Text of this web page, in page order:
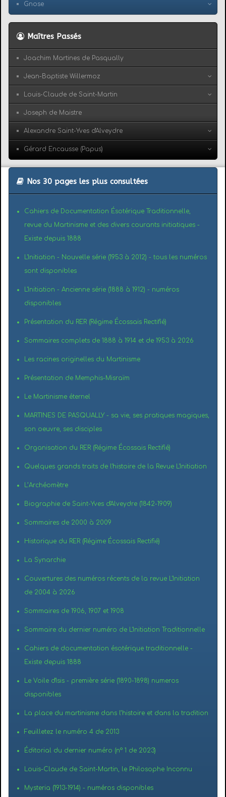
Gnose
Maîtres Passés
Joachim Martines de Pasqually
Jean-Baptiste Willermoz
Louis-Claude de Saint-Martin
Joseph de Maistre
Alexandre Saint-Yves d'Alveydre
Gérard Encausse (Papus)
Nos 30 pages les plus consultées
Cahiers de Documentation Ésotérique Traditionnelle,
revue du Martinisme et des divers courants initiatiques -
Existe depuis 1888
L'Initiation - Nouvelle série (1953 à 2012) - tous les numéros
sont disponibles
L'Initiation - Ancienne série (1888 à 1912) - numéros
disponibles
Présentation du RER (Régime Écossais Rectifié)
Sommaires complets de 1888 à 1914 et de 1953 à 2026
Les racines originelles du Martinisme
Présentation de Memphis-Misraïm
Le Martinisme éternel
MARTINES DE PASQUALLY - sa vie, ses pratiques magiques,
son oeuvre, ses disciples
Organisation du RER (Régime Écossais Rectifié)
Quelques grands traits de l'histoire de la Revue L'Initiation
L’Archéomètre
Biographie de Saint-Yves d'Alveydre (1842-1909)
Sommaires de 2000 à 2009
Historique du RER (Régime Écossais Rectifié)
La Synarchie
Couvertures des numéros récents de la revue L'Initiation
de 2004 à 2026
Sommaires de 1906, 1907 et 1908
Sommaire du dernier numéro de L'Initiation Traditionnelle
Cahiers de documentation ésotérique traditionnelle -
Existe depuis 1888
Le Voile d'Isis - première série (1890-1898) numeros
disponibles
La place du martinisme dans l’histoire et dans la tradition
Feuilletez le numéro 4 de 2013
Éditorial du dernier numéro (n° 1 de 2023)
Louis-Claude de Saint-Martin, le Philosophe Inconnu
Mysteria (1913-1914) - numéros disponibles